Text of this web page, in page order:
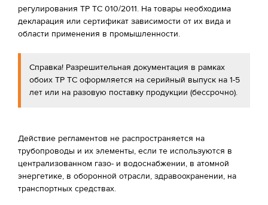
регулирования ТР ТС 010/2011. На товары необходима
декларация или сертификат зависимости от их вида и
области применения в промышленности.
Справка! Разрешительная документация в рамках
обоих ТР ТС оформляется на серийный выпуск на 1-5
лет или на разовую поставку продукции (бессрочно).
Действие регламентов не распространяется на
трубопроводы и их элементы, если те используются в
централизованном газо- и водоснабжении, в атомной
энергетике, в оборонной отрасли, здравоохранении, на
транспортных средствах.